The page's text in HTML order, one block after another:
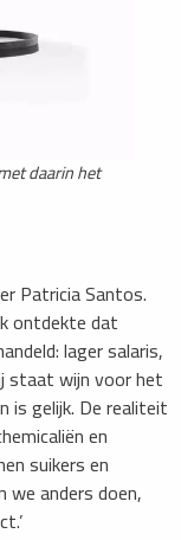
daarin het
Patricia Santos.
ontdekte dat
lager salaris,
staat wijn voor het
is gelijk. De realiteit
en
suikers en
anders doen,